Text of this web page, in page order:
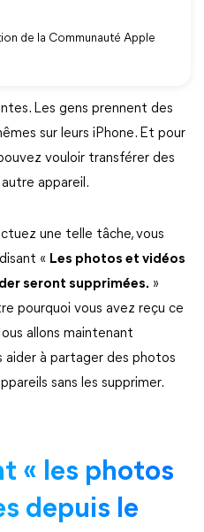
de la Communauté Apple
Les gens prennent des
sur leurs iPhone. Et pour
vouloir transférer des
appareil.
une telle tâche, vous
« Les photos et vidéos
seront supprimées. »
pourquoi vous avez reçu ce
allons maintenant
aider à partager des photos
sans les supprimer.
« les photos
depuis le